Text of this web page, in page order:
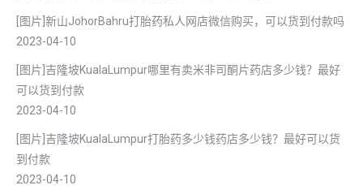
[图片]新山JohorBahru打胎药私人网店微信购买，可以货到付款吗
2023-04-10
[图片]吉隆坡KualaLumpur哪里有卖米非司酮片药店多少钱？最好
可以货到付款
2023-04-10
[图片]吉隆坡KualaLumpur打胎药多少钱药店多少钱？最好可以货
到付款
2023-04-10